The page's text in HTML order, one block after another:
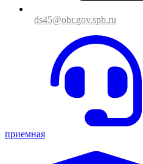
ds45@obr.gov.spb.ru
приемная